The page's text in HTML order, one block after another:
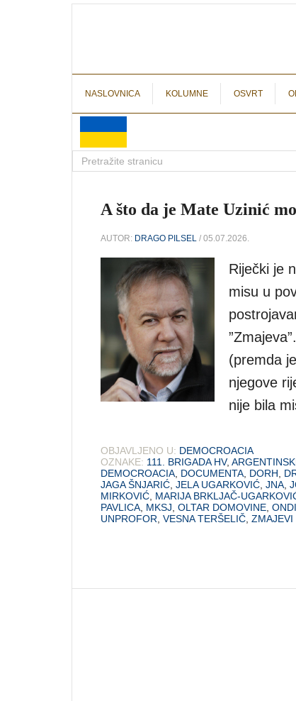
NASLOVNICA KOLUMNE OSVRT
A što da je Mate Uzinić
AUTOR: DRAGO PILSEL / 05.07.2026.
Riječki je
misu u
(premda
njegove
nije bila
OBJAVLJENO U: DEMOCROACIA
OZNAKE: 111. BRIGADA HV,
DEMOCROACIA DOCUMENTA DORH
JAGA ŠNJARIĆ JELA UGARKOVIĆ JNA
MIRKOVIĆ MARIJA BRKLJAČ-
PAVLICA MKSJ OLTAR DOMOVINE
UNPROFOR VESNA TERŠELIČ ZMAJEVI